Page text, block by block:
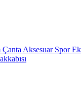
Çanta Aksesuar Spor